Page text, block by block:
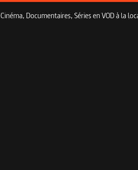
Cinéma, Documentaires, Séries en VOD à la